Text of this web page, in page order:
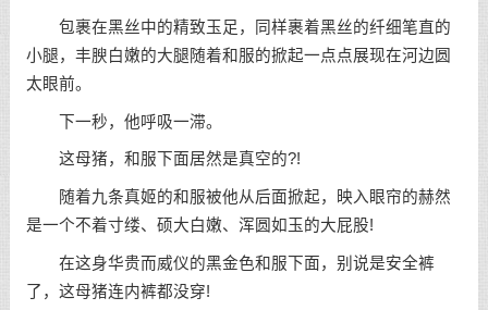
包裹在黑丝中的精致玉足，同样裹着黑丝的纤细笔直的
小腿，丰腴白嫩的大腿随着和服的掀起一点点展现在河边圆
太眼前。
下一秒，他呼吸一滞。
这母猪，和服下面居然是真空的?!
随着九条真姬的和服被他从后面掀起，映入眼帘的赫然
是一个不着寸缕、硕大白嫩、浑圆如玉的大屁股!
在这身华贵而威仪的黑金色和服下面，别说是安全裤
了，这母猪连内裤都没穿!